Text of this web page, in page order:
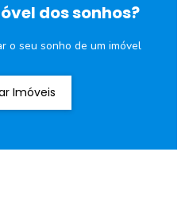
dos sonhos?
o seu sonho de um imóvel
Imóveis